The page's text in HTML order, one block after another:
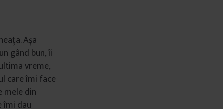
Așa
gând bun, îi
vreme,
care îmi face
mele din
îmi dau